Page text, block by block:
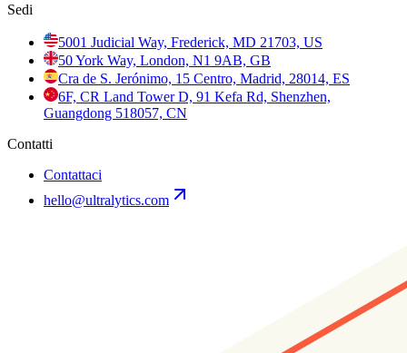
Sedi
5001 Judicial Way, Frederick, MD 21703, US
50 York Way, London, N1 9AB, GB
Cra de S. Jerónimo, 15 Centro, Madrid, 28014, ES
6F, CR Land Tower D, 91 Kefa Rd, Shenzhen,
Guangdong 518057, CN
Contatti
Contattaci
hello@ultralytics.com